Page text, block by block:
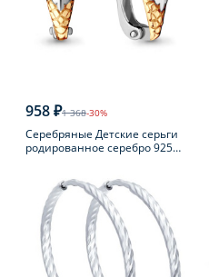
958 ₽1 368-30%
Серебряные Детские серьги
родированное серебро 925